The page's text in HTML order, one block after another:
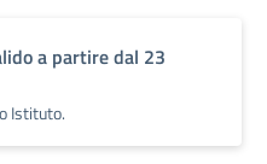
a partire dal 23
Istituto.